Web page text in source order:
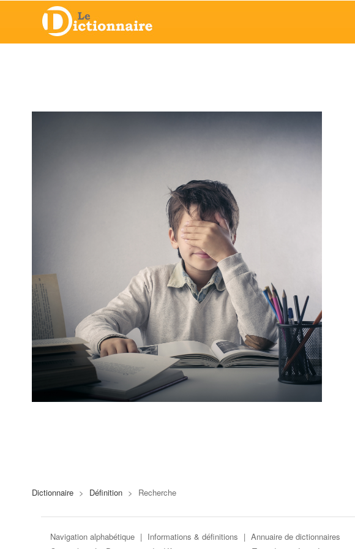
Dictionnaire > Définition > Recherche
Navigation alphabétique | Informations & définitions | Annuaire de dictionnaires